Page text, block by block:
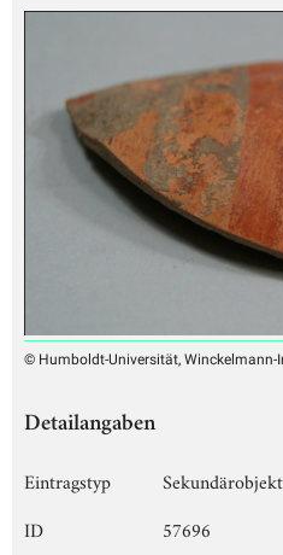
© Humboldt-Universität, Winckelmann-
Detailangaben
Eintragstyp
ID
57696